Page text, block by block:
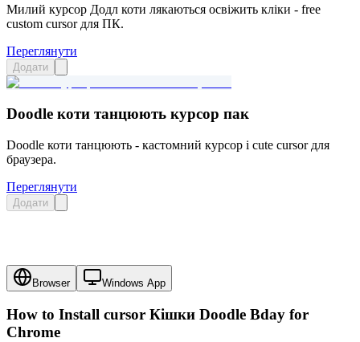
Милий курсор Додл коти лякаються освіжить кліки - free
custom cursor для ПК.
Переглянути
Додати
Doodle коти танцюють курсор пак
Doodle коти танцюють - кастомний курсор і cute cursor для
браузера.
Переглянути
Додати
Browser Windows App
How to Install cursor Кішки Doodle Bday for
Chrome